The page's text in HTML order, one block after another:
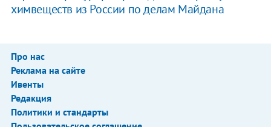
химвеществ из России по делам Майдана
Про нас
Реклама на сайте
Ивенты
Редакция
Политики и стандарты